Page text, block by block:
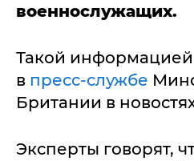
военнослужащих.
Такой
в пресс-службе
Британии в
Эксперты говорят,